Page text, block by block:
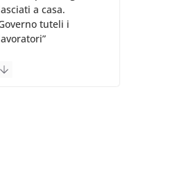
a casa.
tuteli i